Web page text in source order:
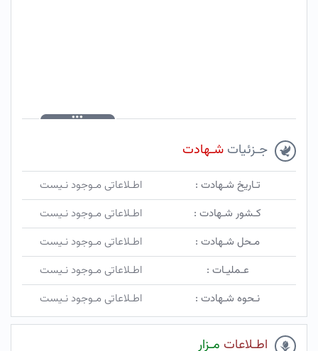
جـزئیات شـهادت
تـاریخ شـهادت :
اطـلاعاتی مـوجود نـیست
کـشور شـهادت :
اطـلاعاتی مـوجود نـیست
مـحل شـهادت :
اطـلاعاتی مـوجود نـیست
عـملیـات :
اطـلاعاتی مـوجود نـیست
نـحوه شـهادت :
اطـلاعاتی مـوجود نـیست
اطـلاعات مـزار